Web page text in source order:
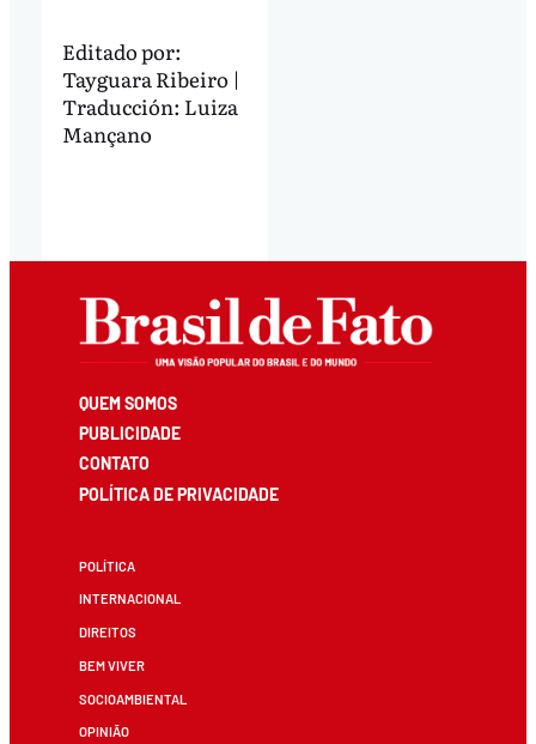
Editado por:
Tayguara Ribeiro |
Traducción: Luiza
Mançano
QUEM SOMOS
PUBLICIDADE
CONTATO
POLÍTICA DE PRIVACIDADE
POLÍTICA
INTERNACIONAL
DIREITOS
BEM VIVER
SOCIOAMBIENTAL
OPINIÃO